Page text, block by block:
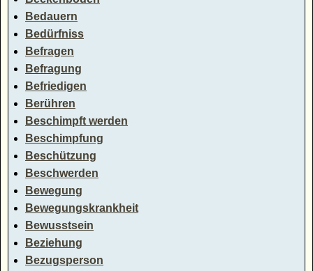
Bedauern
Bedürfniss
Befragen
Befragung
Befriedigen
Berühren
Beschimpft werden
Beschimpfung
Beschützung
Beschwerden
Bewegung
Bewegungskrankheit
Bewusstsein
Beziehung
Bezugsperson